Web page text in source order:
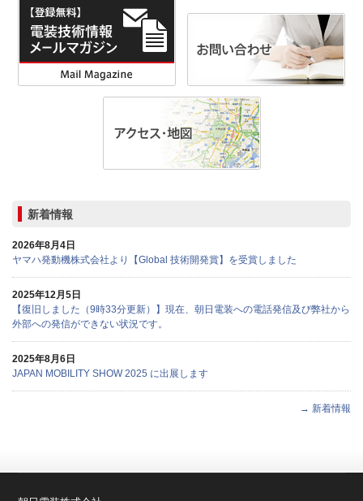
新着情報
2026年8月4日
ヤマハ発動機株式会社より【Global 技術開発賞】を受賞しました
2025年12月5日
【復旧しました（9時33分更新）】現在、朝日電装への電話発信及び弊社から
外部への発信ができない状況です。
2025年8月6日
JAPAN MOBILITY SHOW 2025 に出展します
→ 新着情報